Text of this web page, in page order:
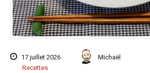
17 juillet 2026
Michaël
Recettes